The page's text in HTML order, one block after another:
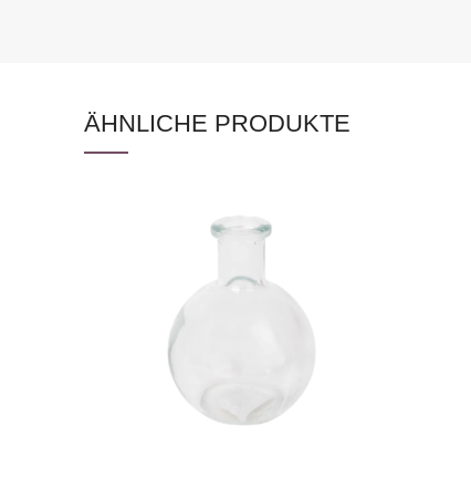
ÄHNLICHE PRODUKTE